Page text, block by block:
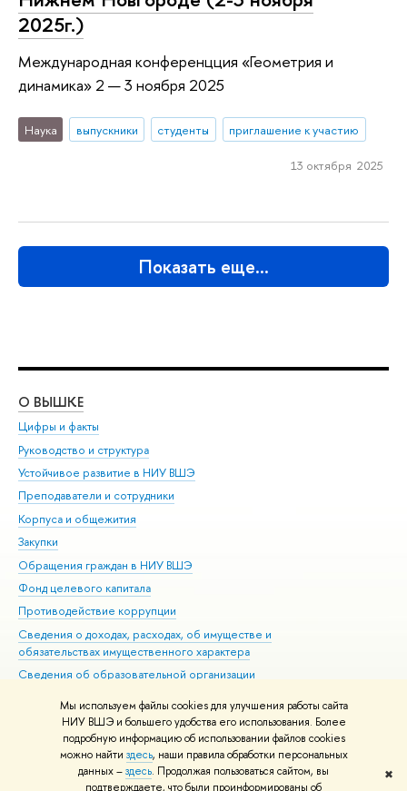
Мы используем файлы cookies для улучшения работы сайта
НИУ ВШЭ и большего удобства его использования. Более
подробную информацию об использовании файлов cookies
можно найти здесь, наши правила обработки персональных
данных –здесь. Продолжая пользоваться сайтом, вы
подтверждаете, что были проинформированы об
✖
2025г.)
Международная конференцция «Геометрия и
динамика» 2 — 3 ноября 2025
Наука выпускники студенты приглашение к участию
13 октября 2025
Показать еще…
О ВЫШКЕ
Цифры и факты
Руководство и структура
Устойчивое развитие в НИУ ВШЭ
Преподаватели и сотрудники
Корпуса и общежития
Закупки
Обращения граждан в НИУ ВШЭ
Фонд целевого капитала
Противодействие коррупции
Сведения о доходах, расходах, об имуществе и
обязательствах имущественного характера
Сведения об образовательной организации
Людям с ограниченными возможностями здоровья
Единая платежная страница
Работа в Вышке